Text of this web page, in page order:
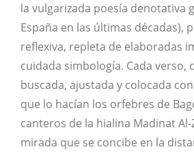
la vulgarizada poesía denotativa
España en las últimas décadas),
reflexiva, repleta de elaboradas
cuidada simbología. Cada verso,
buscada, ajustada y colocada
que lo hacían los orfebres de
canteros de la hialina Madinat
mirada que se concibe en la